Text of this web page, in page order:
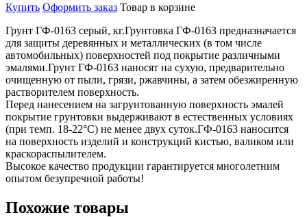
Купить Оформить заказ Товар в корзине
Грунт ГФ-0163 серый, кг.Грунтовка ГФ-0163 предназначается
для защиты деревянных и металлических (в том числе
автомобильных) поверхностей под покрытие различными
эмалями.Грунт ГФ-0163 наносят на сухую, предварительно
очищенную от пыли, грязи, ржавчины, а затем обезжиренную
растворителем поверхность.
Перед нанесением на загрунтованную поверхность эмалей
покрытие грунтовки выдерживают в естественных условиях
(при темп. 18-22°С) не менее двух суток.ГФ-0163 наносится
на поверхность изделий и конструкций кистью, валиком или
краскораспылителем.
Высокое качество продукции гарантируется многолетним
опытом безупречной работы!
Похожие товары